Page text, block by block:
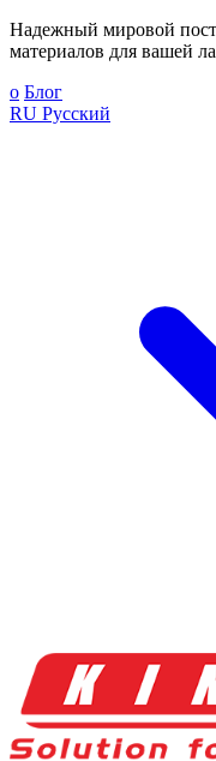
Надежный мировой
материалов для вашей
о Блог
RU Русский